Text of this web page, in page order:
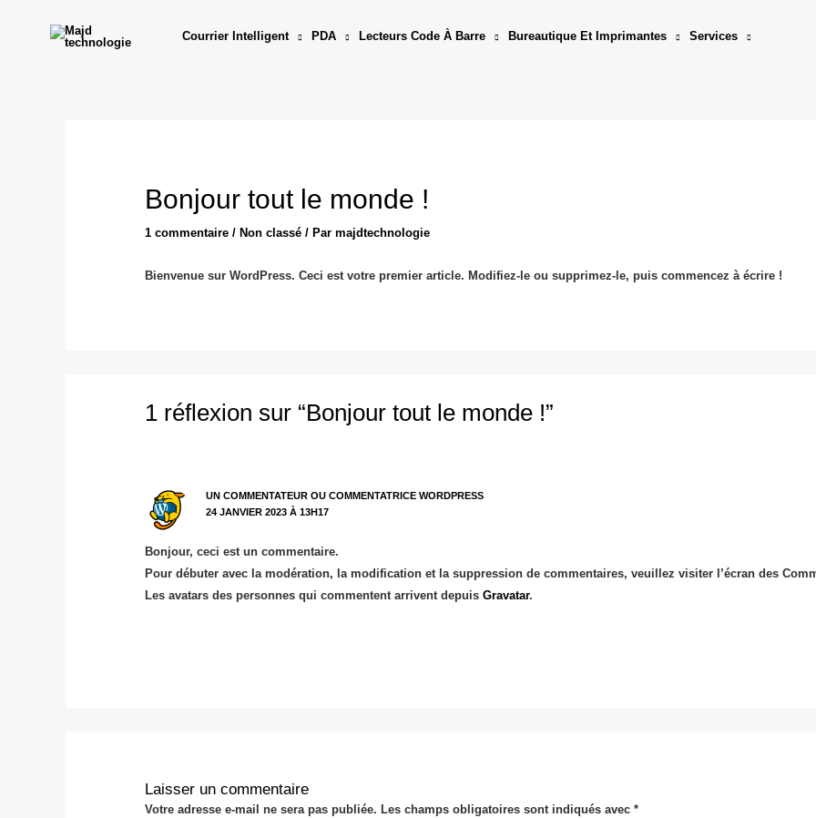
Courrier Intelligent PDA Lecteurs Code À Barre Bureautique Et Imprimantes Services
Bonjour tout le monde !
1 commentaire / Non classé/ Par majdtechnologie
Bienvenue sur WordPress. Ceci est votre premier article. Modifiez-le ou supprimez-le, puis commencez à écrire !
1 réflexion sur “Bonjour tout le monde !”
UN COMMENTATEUR OU COMMENTATRICE WORDPRESS
24 JANVIER 2023 À 13H17
Bonjour, ceci est un commentaire.
Pour débuter avec la modération, la modification et la suppression de commentaires, veuillez visiter l’écran des
Les avatars des personnes qui commentent arrivent depuis Gravatar.
Laisser un commentaire
Votre adresse e-mail ne sera pas publiée. Les champs obligatoires sont indiqués avec *